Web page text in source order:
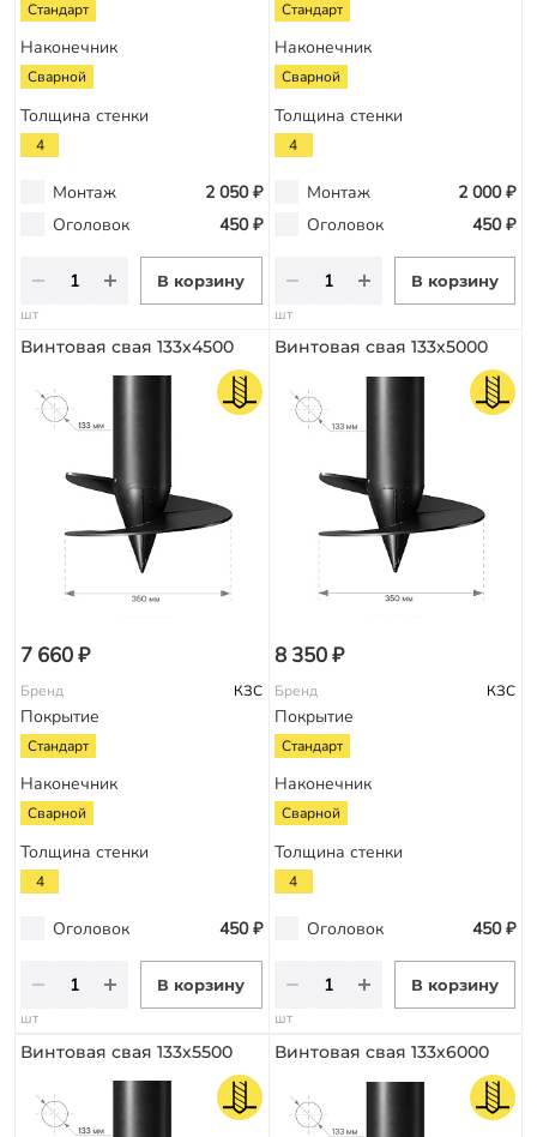
Стандарт
Наконечник
Сварной
Толщина стенки
4
Монтаж
2 050 ₽
Оголовок
450 ₽
В корзину
шт
Стандарт
Наконечник
Сварной
Толщина стенки
4
Монтаж
2 000 ₽
Оголовок
450 ₽
В корзину
шт
Винтовая свая 133х4500
7 660 ₽
Бренд КЗС
Покрытие
Стандарт
Наконечник
Сварной
Толщина стенки
4
Оголовок 450 ₽
В корзину
шт
Винтовая свая 133х5000
8 350 ₽
Бренд КЗС
Покрытие
Стандарт
Наконечник
Сварной
Толщина стенки
4
Оголовок 450 ₽
В корзину
шт
Винтовая свая 133х5500 Винтовая свая 133х6000